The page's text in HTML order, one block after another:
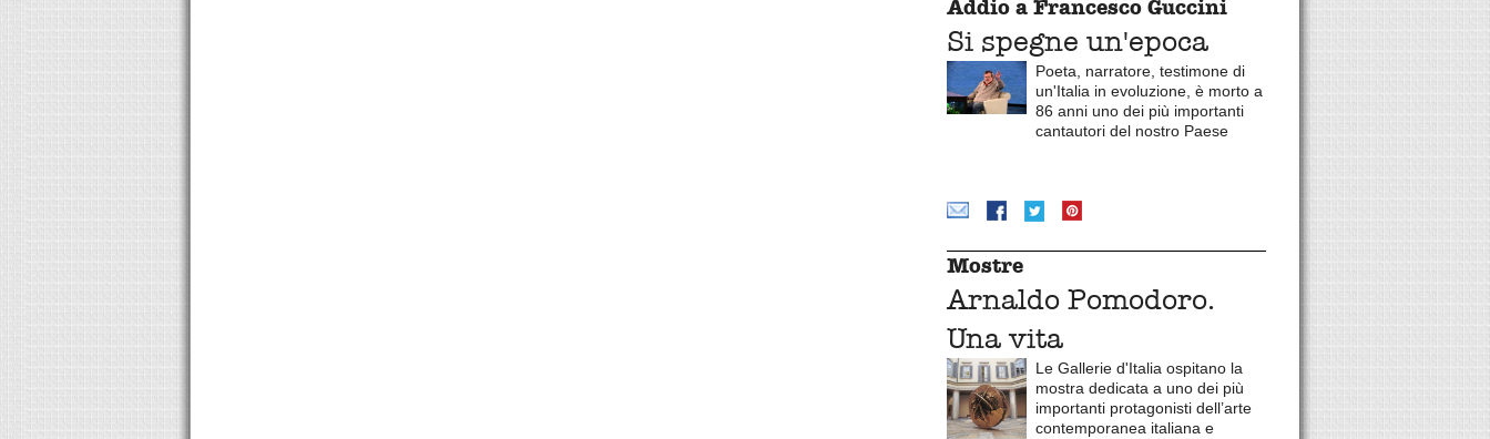
Addio a Francesco Guccini
Si spegne un'epoca
Poeta, narratore, testimone di
un'Italia in evoluzione, è morto a
86 anni uno dei più importanti
cantautori del nostro Paese
Mostre
Arnaldo Pomodoro.
Una vita
Le Gallerie d'Italia ospitano la
mostra dedicata a uno dei più
importanti protagonisti dell’arte
contemporanea italiana e